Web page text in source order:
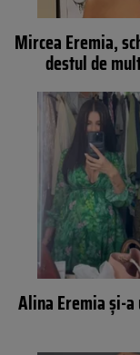
Mircea Eremia,
destul de
Alina Eremia și-